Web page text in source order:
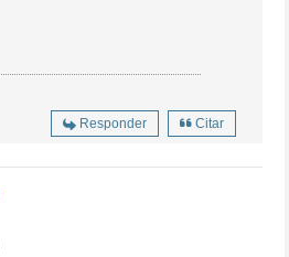
Responder Citar